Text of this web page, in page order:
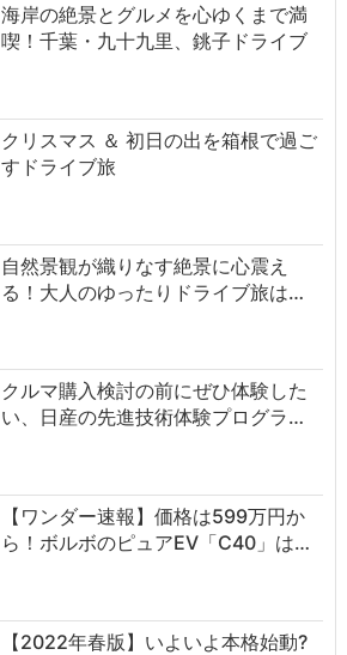
海岸の絶景とグルメを心ゆくまで満
喫！千葉・九十九里、銚子ドライブ
クリスマス ＆ 初日の出を箱根で過ご
すドライブ旅
自然景観が織りなす絶景に心震え
る！大人のゆったりドライブ旅は…
クルマ購入検討の前にぜひ体験した
い、日産の先進技術体験プログラ…
【ワンダー速報】価格は599万円か
ら！ボルボのピュアEV「C40」は…
【2022年春版】いよいよ本格始動?